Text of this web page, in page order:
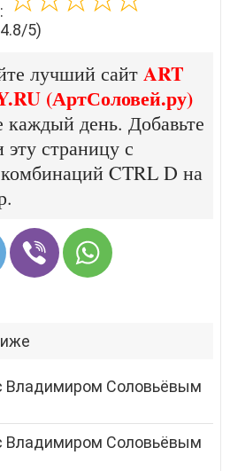
5)
лучший сайт ART
(АртСоловей.ру)
каждый день. Добавьте
эту страницу с
CTRL D на
Владимиром Соловьёвым
Владимиром Соловьёвым